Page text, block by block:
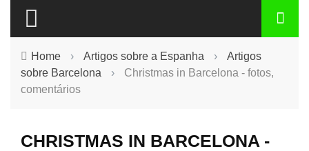
Home › Artigos sobre a Espanha ›
Artigos
sobre Barcelona
›
Christmas in Barcelona - fotos,
comentários
CHRISTMAS IN BARCELONA -